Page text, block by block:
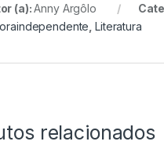
(a):Anny Argôlo
,Literatura
relacionados